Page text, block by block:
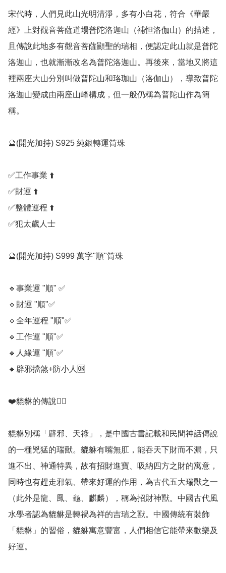
宋代時，人們見此山光明清淨，多有小白花，符合《華嚴
經》上對觀音菩薩道場普陀洛迦山（補怛洛伽山）的描述，
且傳說此地多有觀音菩薩顯聖的瑞相，便認定此山就是普陀
洛迦山，也就漸漸改名為普陀洛迦山。再後來，當地又將這
裡兩座大山分別叫做普陀山和珞珈山（洛伽山），導致普陀
洛迦山變成由兩座山峰構成，但一般仍稱為普陀山作為簡
稱。
🔮(開光加持) S925 純銀轉運筒珠
✅️工作事業 ⬆️
✅️財運 ⬆️
✅️整體運程 ⬆️
✅️犯太歲人士
🔮(開光加持) S999 萬字"順"筒珠
🔹️事業運 "順" ✅️
🔹️財運 "順"✅️
🔹️全年運程 "順"✅️
🔹️工作運 "順"✅️
🔹️人緣運 "順"✅️
🔹️辟邪擋煞+防小人🆗️
❤️貔貅的傳說💁‍♀️
貔貅別稱「辟邪、天祿」，是中國古書記載和民間神話傳說
的一種兇猛的瑞獸。貔貅有嘴無肛，能吞天下財而不漏，只
進不出、神通特異，故有招財進寶、吸納四方之財的寓意，
同時也有趕走邪氣、帶來好運的作用，為古代五大瑞獸之一
（此外是龍、鳳、龜、麒麟），稱為招財神獸。中國古代風
水學者認為貔貅是轉禍為祥的吉瑞之獸。中國傳統有裝飾
「貔貅」的習俗，貔貅寓意豐富，人們相信它能帶來歡樂及
好運。